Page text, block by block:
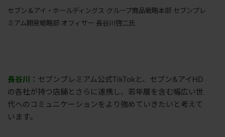
セブン＆アイ・ホールディングス グループ商品戦略本部 セブンプレ
ミアム開発戦略部 オフィサー 長谷川啓二氏
長谷川： セブンプレミアム公式TikTokと、セブン&アイHD
の各社が持つ店舗とさらに連携し、若年層を含む幅広い世
代へのコミュニケーションをより強めていきたいと考えて
います。